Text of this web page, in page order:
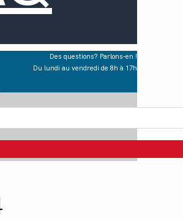
Des questions? Parlons-en !
Du lundi au vendredi de 8h à 17h